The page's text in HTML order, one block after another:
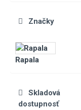
Značky
Rapala
Skladová
dostupnosť